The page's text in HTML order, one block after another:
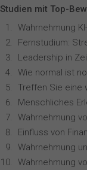
Studien mit Top-
Leadership in
Treffen Sie eine
Wahrnehmung